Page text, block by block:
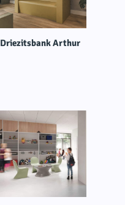
Driezitsbank Arthur